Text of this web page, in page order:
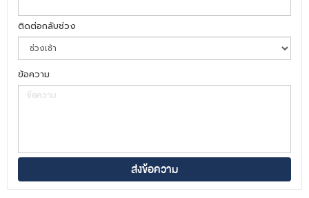
ติดต่อกลับช่วง
ข้อความ